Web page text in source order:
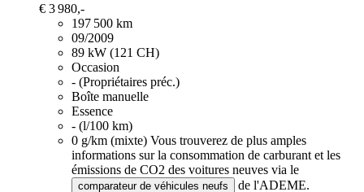
€ 3 980,-
197 500 km
09/2009
89 kW (121 CH)
Occasion
- (Propriétaires préc.)
Boîte manuelle
Essence
- (l/100 km)
0 g/km (mixte) Vous trouverez de plus amples
informations sur la consommation de carburant et les
émissions de CO2 des voitures neuves via le
comparateur de véhicules neufs de l'ADEME.